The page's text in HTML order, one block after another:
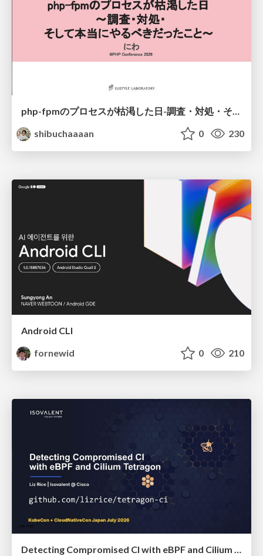
php-fpmのプロセスが枯渇した日-調査・対処・そして本当にやるべきだったこと-
shibuchaaaan
0 230
Android CLI
fornewid
0 210
Detecting Compromised CI with eBPF and Cilium Tetragon